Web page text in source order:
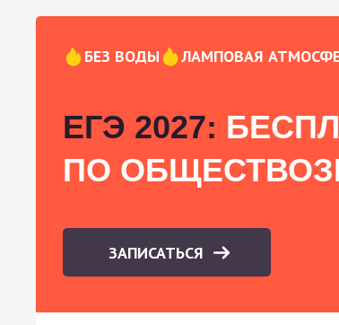
БЕЗ ВОДЫ ЛАМПОВАЯ
ЕГЭ 2027:
ПО
ЗАПИСАТЬСЯ